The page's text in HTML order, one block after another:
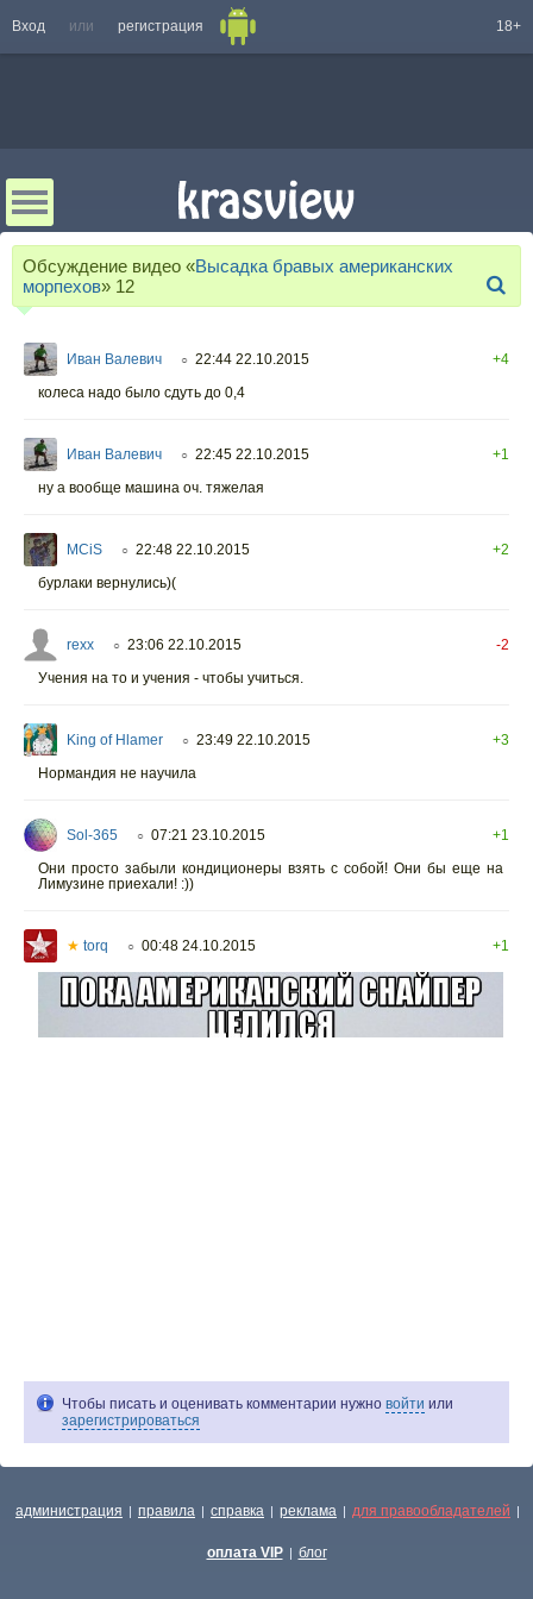
Вход или регистрация 18+
Обсуждение видео «Высадка бравых американских
морпехов» 12
Иван Валевич ○ 22:44 22.10.2015
+4
колеса надо было сдуть до 0,4
Иван Валевич ○ 22:45 22.10.2015
+1
ну а вообще машина оч. тяжелая
MCiS ○ 22:48 22.10.2015
+2
бурлаки вернулись)(
rexx ○ 23:06 22.10.2015
-2
Учения на то и учения - чтобы учиться.
King of Hlamer ○ 23:49 22.10.2015
+3
Нормандия не научила
Sol-365 ○ 07:21 23.10.2015
+1
Они просто забыли кондиционеры взять с собой! Они бы еще на
Лимузине приехали! :))
★ torq ○ 00:48 24.10.2015 +1
Чтобы писать и оценивать комментарии нужно войти или
зарегистрироваться
администрация | правила | справка | реклама | для правообладателей |
оплата VIP | блог